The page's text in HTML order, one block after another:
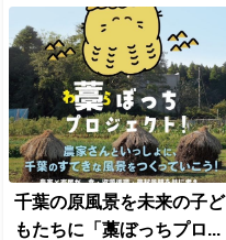
千葉の原風景を未来の子ど
もたちに「藁ぼっちプロ...